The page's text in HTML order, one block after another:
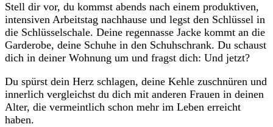
Stell dir vor, du kommst abends nach einem produktiven,
intensiven Arbeitstag nachhause und legst den Schlüssel in
die Schlüsselschale. Deine regennasse Jacke kommt an die
Garderobe, deine Schuhe in den Schuhschrank. Du schaust
dich in deiner Wohnung um und fragst dich: Und jetzt?
Du spürst dein Herz schlagen, deine Kehle zuschnüren und
innerlich vergleichst du dich mit anderen Frauen in deinen
Alter, die vermeintlich schon mehr im Leben erreicht
haben.